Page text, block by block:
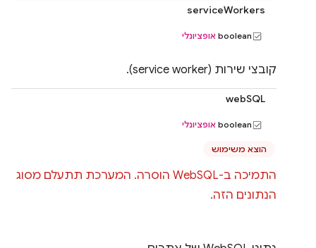
serviceWorkers
‫boolean אופציונלי
קובצי שירות (service worker).
webSQL
‫boolean אופציונלי
הוצא משימוש
התמיכה ב-WebSQL הוסרה. המערכת תתעלם מסוג
הנתונים הזה.